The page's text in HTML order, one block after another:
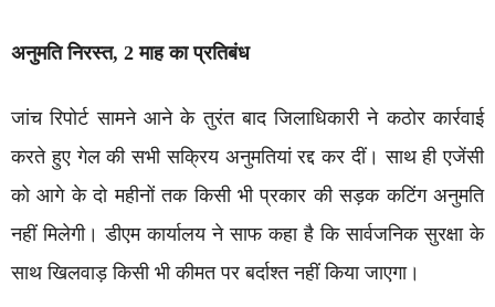
अनुमति निरस्त, 2 माह का प्रतिबंध
जांच रिपोर्ट सामने आने के तुरंत बाद जिलाधिकारी ने कठोर कार्रवाई
करते हुए गेल की सभी सक्रिय अनुमतियां रद्द कर दीं। साथ ही एजेंसी
को आगे के दो महीनों तक किसी भी प्रकार की सड़क कटिंग अनुमति
नहीं मिलेगी। डीएम कार्यालय ने साफ कहा है कि सार्वजनिक सुरक्षा के
साथ खिलवाड़ किसी भी कीमत पर बर्दाश्त नहीं किया जाएगा।